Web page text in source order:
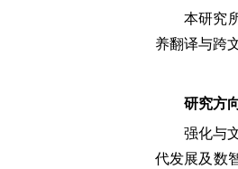
本研究
养翻译与跨
研究方
强化与
代发展及数